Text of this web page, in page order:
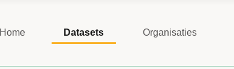
Home Datasets Organisaties